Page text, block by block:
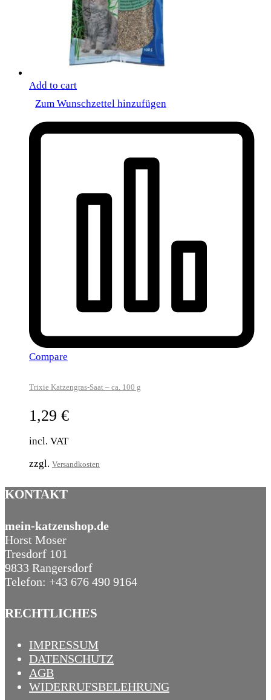
Add to cart
Zum Wunschzettel hinzufügen
Compare
Trixie Katzengras-Saat – ca. 100 g
1,29 €
incl. VAT
zzgl. Versandkosten
KONTAKT
mein-katzenshop.de
Horst Moser
Tresdorf 101
9833 Rangersdorf
Telefon: +43 676 490 9164
RECHTLICHES
IMPRESSUM
DATENSCHUTZ
AGB
WIDERRUFSBELEHRUNG